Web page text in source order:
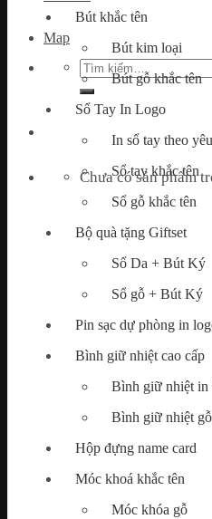
Map
Tìm
kiếm:
Chưa có sản phẩm
Bút khắc tên
Bút kim loại
Bút gỗ khắc tên
Sổ Tay In Logo
In sổ tay theo
Sổ tay khắc tên
Sổ gỗ khắc tên
Bộ quà tặng Giftset
Sổ Da + Bút Ký
Sổ gỗ + Bút Ký
Pin sạc dự phòng in
Bình giữ nhiệt cao cấp
Bình giữ nhiệt in
Bình giữ nhiệt gỗ
Hộp đựng name card
Móc khoá khắc tên
Móc khóa gỗ